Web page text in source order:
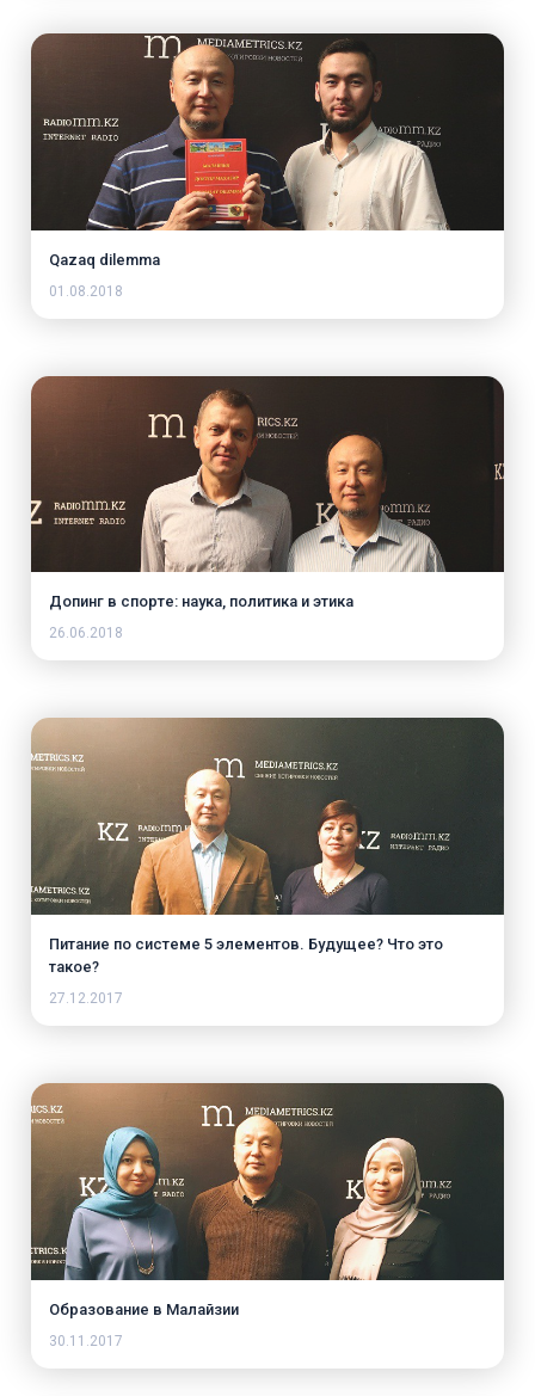
Qazaq dilemma
01.08.2018
Допинг в спорте: наука, политика и этика
26.06.2018
Питание по системе 5 элементов. Будущее? Что это
такое?
27.12.2017
Образование в Малайзии
30.11.2017